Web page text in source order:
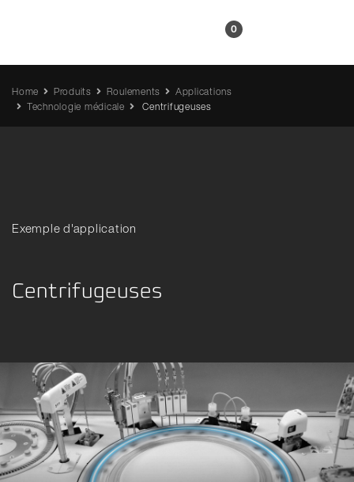
0
Home Produits Roulements
Applications
Technologie médicale
Centrifugeuses
Exemple d'application
Centrifugeuses